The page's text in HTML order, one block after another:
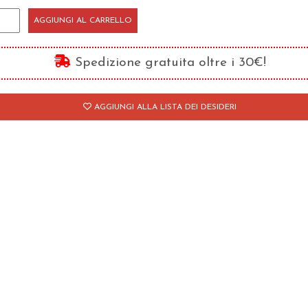
AGGIUNGI AL CARRELLO
Spedizione gratuita oltre i 30€!
AGGIUNGI ALLA LISTA DEI DESIDERI